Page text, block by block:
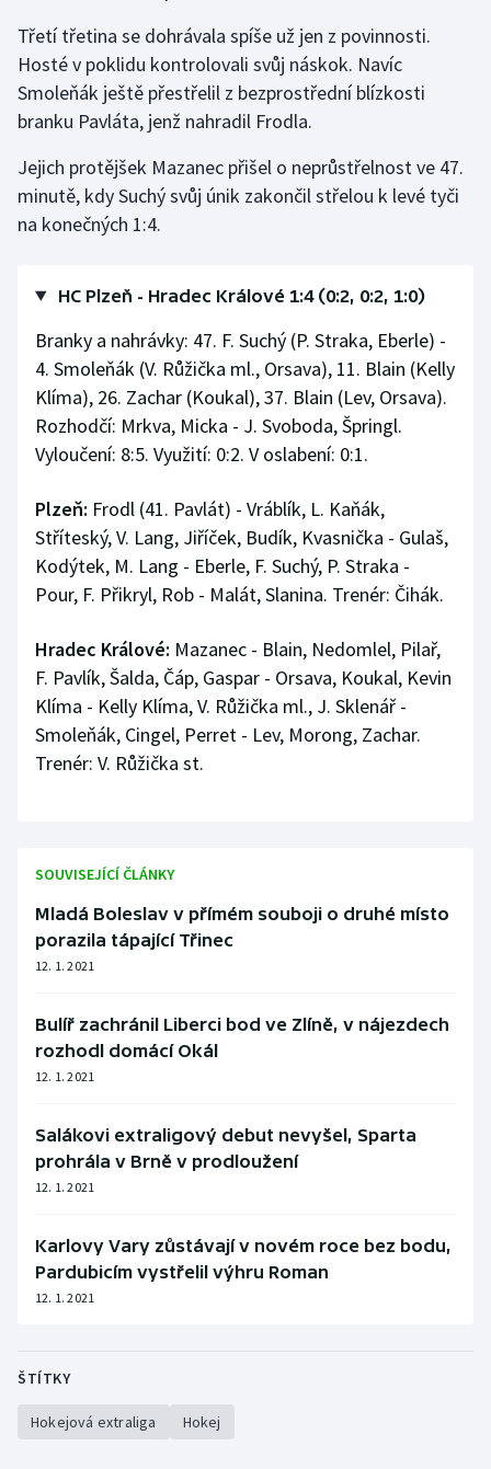
Třetí třetina se dohrávala spíše už jen z povinnosti.
Hosté v poklidu kontrolovali svůj náskok. Navíc
Smoleňák ještě přestřelil z bezprostřední blízkosti
branku Pavláta, jenž nahradil Frodla.
Jejich protějšek Mazanec přišel o neprůstřelnost ve 47.
minutě, kdy Suchý svůj únik zakončil střelou k levé tyči
na konečných 1:4.
HC Plzeň - Hradec Králové 1:4 (0:2, 0:2, 1:0)
Branky a nahrávky: 47. F. Suchý (P. Straka, Eberle) -
4. Smoleňák (V. Růžička ml., Orsava), 11. Blain (Kelly
Klíma), 26. Zachar (Koukal), 37. Blain (Lev, Orsava).
Rozhodčí: Mrkva, Micka - J. Svoboda, Špringl.
Vyloučení: 8:5. Využití: 0:2. V oslabení: 0:1.
Plzeň: Frodl (41. Pavlát) - Vráblík, L. Kaňák,
Stříteský, V. Lang, Jiříček, Budík, Kvasnička - Gulaš,
Kodýtek, M. Lang - Eberle, F. Suchý, P. Straka -
Pour, F. Přikryl, Rob - Malát, Slanina. Trenér: Čihák.
Hradec Králové: Mazanec - Blain, Nedomlel, Pilař,
F. Pavlík, Šalda, Čáp, Gaspar - Orsava, Koukal, Kevin
Klíma - Kelly Klíma, V. Růžička ml., J. Sklenář -
Smoleňák, Cingel, Perret - Lev, Morong, Zachar.
Trenér: V. Růžička st.
SOUVISEJÍCÍ ČLÁNKY
Mladá Boleslav v přímém souboji o druhé místo
porazila tápající Třinec
12. 1. 2021
Bulíř zachránil Liberci bod ve Zlíně, v nájezdech
rozhodl domácí Okál
12. 1. 2021
Salákovi extraligový debut nevyšel, Sparta
prohrála v Brně v prodloužení
12. 1. 2021
Karlovy Vary zůstávají v novém roce bez bodu,
Pardubicím vystřelil výhru Roman
12. 1. 2021
ŠTÍTKY
Hokejová extraliga Hokej